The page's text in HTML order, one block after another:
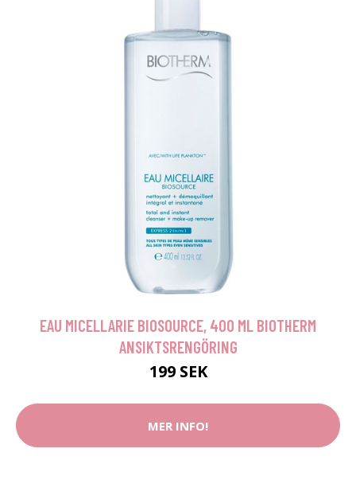
EAU MICELLARIE BIOSOURCE, 400 ML BIOTHERM
ANSIKTSRENGÖRING
199 SEK
MER INFO!